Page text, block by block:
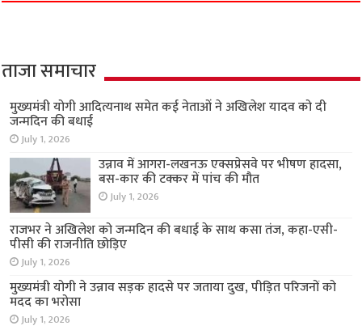
ताजा समाचार
मुख्यमंत्री योगी आदित्यनाथ समेत कई नेताओं ने अखिलेश यादव को दी
जन्मदिन की बधाई
July 1, 2026
उन्नाव में आगरा-लखनऊ एक्सप्रेसवे पर भीषण हादसा,
बस-कार की टक्कर में पांच की मौत
July 1, 2026
राजभर ने अखिलेश को जन्मदिन की बधाई के साथ कसा तंज, कहा-एसी-
पीसी की राजनीति छोड़िए
July 1, 2026
मुख्यमंत्री योगी ने उन्नाव सड़क हादसे पर जताया दुख, पीड़ित परिजनों को
मदद का भरोसा
July 1, 2026